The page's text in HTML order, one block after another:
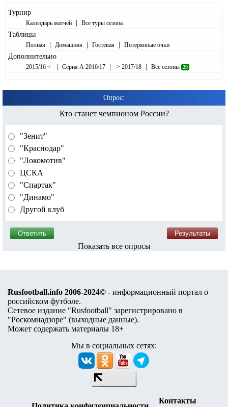
Турнир
Календарь матчей | Все туры сезона
Таблицы
Полная | Домашняя | Гостевая | Потерянные очки
Дополнительно
2015/16 < | Серия А 2016/17 | > 2017/18 | Все сезоны 29
Опрос:
Кто станет чемпионом России?
"Зенит"
"Краснодар"
"Локомотив"
ЦСКА
"Спартак"
"Динамо"
Другой клуб
Показать все опросы
Rusfootball.info 2006-2024© - информационный портал о
российском футболе.
Сетевое издание "Rusfootball" зарегистрировано в
"Роскомнадзоре" (выходные данные).
Может содержать материалы 18+
Мы в социальных сетях:
Контакты